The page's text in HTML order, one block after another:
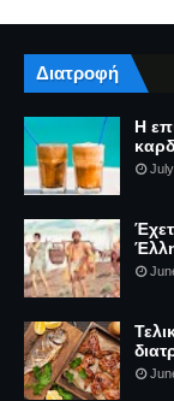
Διατροφή
Η